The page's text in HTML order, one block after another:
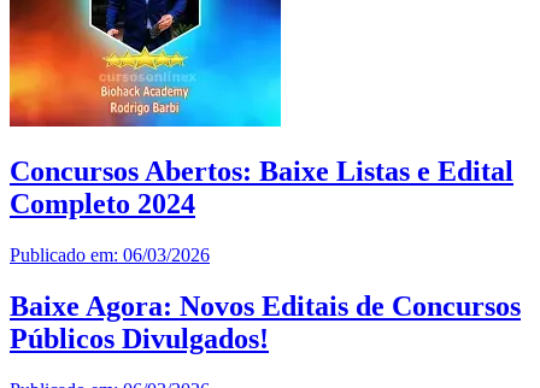
Concursos Abertos: Baixe Listas e Edital
Completo 2024
Publicado em: 06/03/2026
Baixe Agora: Novos Editais de Concursos
Públicos Divulgados!